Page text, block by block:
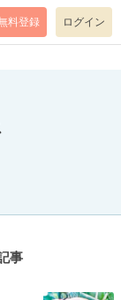
level=notice
料登録 ログイン
事